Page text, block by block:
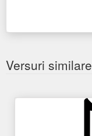
Versuri similare